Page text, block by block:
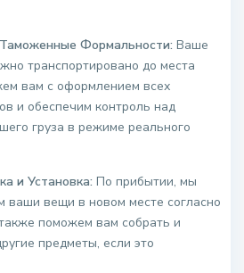
Формальности: Ваше
транспортировано до места
вам с оформлением всех
и обеспечим контроль над
груза в режиме реального
и Установка: По прибытии, мы
ваши вещи в новом месте согласно
поможем вам собрать и
предметы, если это